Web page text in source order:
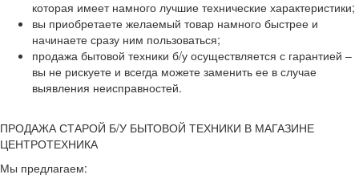
которая имеет намного лучшие технические характеристики;
вы приобретаете желаемый товар намного быстрее и
начинаете сразу ним пользоваться;
продажа бытовой техники б/у осуществляется с гарантией –
вы не рискуете и всегда можете заменить ее в случае
выявления неисправностей.
ПРОДАЖА СТАРОЙ Б/У БЫТОВОЙ ТЕХНИКИ В МАГАЗИНЕ
ЦЕНТРОТЕХНИКА
Мы предлагаем: